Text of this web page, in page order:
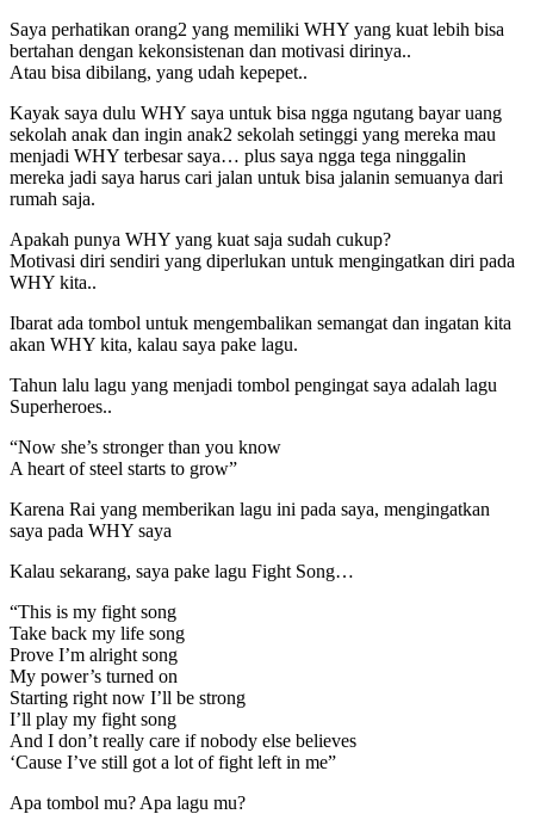
Saya perhatikan orang2 yang memiliki WHY yang kuat lebih bisa
bertahan dengan kekonsistenan dan motivasi dirinya..
Atau bisa dibilang, yang udah kepepet..
Kayak saya dulu WHY saya untuk bisa ngga ngutang bayar uang
sekolah anak dan ingin anak2 sekolah setinggi yang mereka mau
menjadi WHY terbesar saya… plus saya ngga tega ninggalin
mereka jadi saya harus cari jalan untuk bisa jalanin semuanya dari
rumah saja.
Apakah punya WHY yang kuat saja sudah cukup?
Motivasi diri sendiri yang diperlukan untuk mengingatkan diri pada
WHY kita..
Ibarat ada tombol untuk mengembalikan semangat dan ingatan kita
akan WHY kita, kalau saya pake lagu.
Tahun lalu lagu yang menjadi tombol pengingat saya adalah lagu
Superheroes..
“Now she’s stronger than you know
A heart of steel starts to grow”
Karena Rai yang memberikan lagu ini pada saya, mengingatkan
saya pada WHY saya
Kalau sekarang, saya pake lagu Fight Song…
“This is my fight song
Take back my life song
Prove I’m alright song
My power’s turned on
Starting right now I’ll be strong
I’ll play my fight song
And I don’t really care if nobody else believes
‘Cause I’ve still got a lot of fight left in me”
Apa tombol mu? Apa lagu mu?